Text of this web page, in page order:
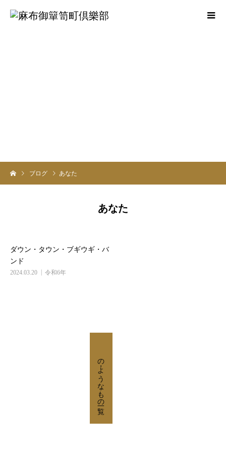
ブログ あなた
あなた
ダウン・タウン・ブギウギ・バ
ンド
2024.03.20 令和6年
の・ようなもの一覧